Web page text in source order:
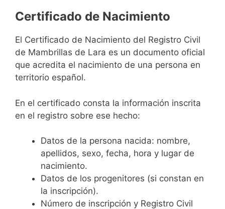
Certificado de Nacimiento
El Certificado de Nacimiento del Registro Civil
de Mambrillas de Lara es un documento oficial
que acredita el nacimiento de una persona en
territorio español.
En el certificado consta la información inscrita
en el registro sobre ese hecho:
Datos de la persona nacida: nombre,
apellidos, sexo, fecha, hora y lugar de
nacimiento.
Datos de los progenitores (si constan en
la inscripción).
Número de inscripción y Registro Civil